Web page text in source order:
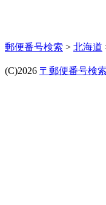
郵便番号検索 > 北海道
(C)2026 〒郵便番号検